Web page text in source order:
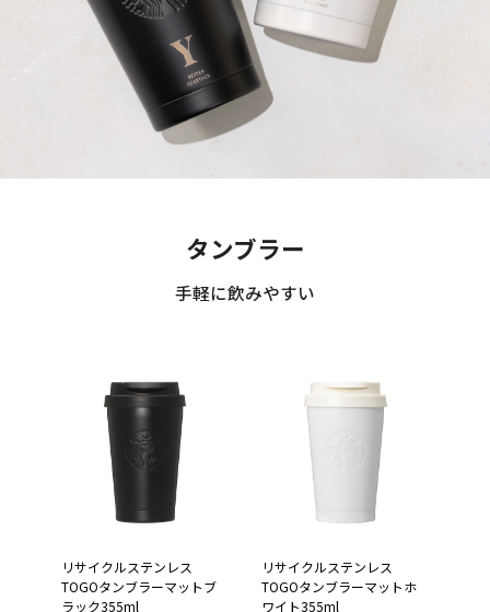
タンブラー
手軽に飲みやすい
リサイクルステンレス
TOGOタンブラーマットブ
ラック355ml
リサイクルステンレス
TOGOタンブラーマットホ
ワイト355ml